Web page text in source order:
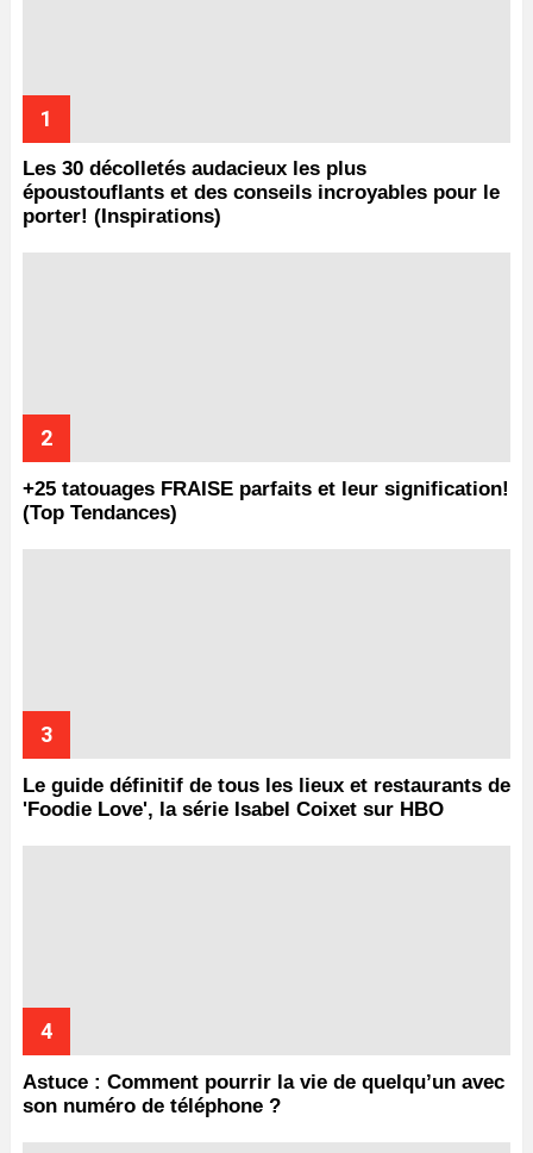
Les 30 décolletés audacieux les plus
époustouflants et des conseils incroyables pour le
porter! (Inspirations)
+25 tatouages ​​FRAISE parfaits et leur signification!
(Top Tendances)
Le guide définitif de tous les lieux et restaurants de
'Foodie Love', la série Isabel Coixet sur HBO
Astuce : Comment pourrir la vie de quelqu’un avec
son numéro de téléphone ?